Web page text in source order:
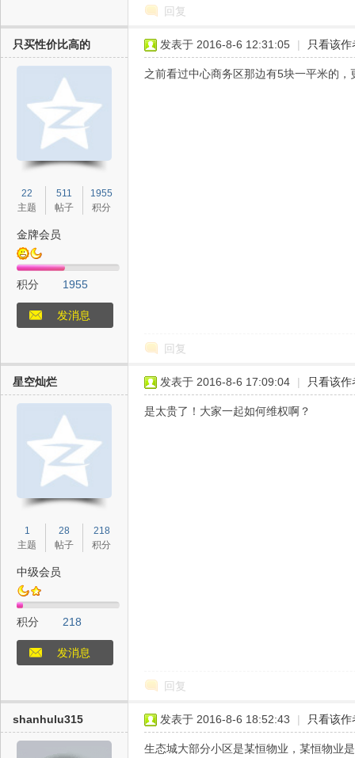
回复
只买性价比高的
22
主题
511
帖子
1955
积分
金牌会员
积分 1955
发消息
发表于 2016-8-6 12:31:05 | 只看该作
之前看过中心商务区那边有5块一平米的
回复
星空灿烂
1
主题
28
帖子
218
积分
中级会员
积分 218
发消息
发表于 2016-8-6 17:09:04 | 只看该作
是太贵了！大家一起如何维权啊？
回复
shanhulu315 发表于 2016-8-6 18:52:43 | 只看该作
生态城大部分小区是某恒物业，某恒物业